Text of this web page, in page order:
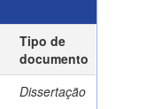
Tipo de
documento
Dissertação